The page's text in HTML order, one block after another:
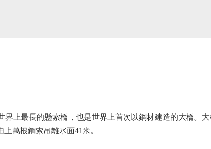
最長的懸索橋，也是世界上首次以鋼材建造的大橋。大
萬根鋼索吊離水面41米。